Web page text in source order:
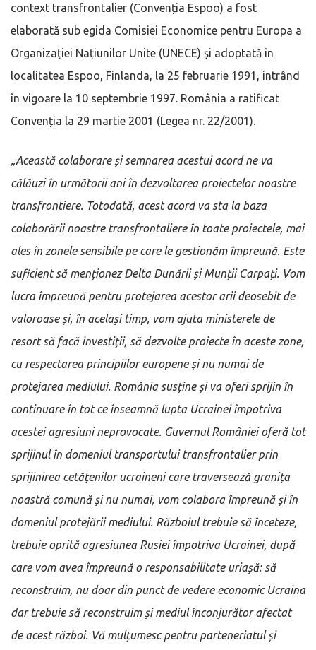
context transfrontalier (Convenția Espoo) a fost
elaborată sub egida Comisiei Economice pentru Europa a
Organizației Națiunilor Unite (UNECE) și adoptată în
localitatea Espoo, Finlanda, la 25 februarie 1991, intrând
în vigoare la 10 septembrie 1997. România a ratificat
Convenția la 29 martie 2001 (Legea nr. 22/2001).
„Această colaborare și semnarea acestui acord ne va
călăuzi în următorii ani în dezvoltarea proiectelor noastre
transfrontiere. Totodată, acest acord va sta la baza
colaborării noastre transfrontaliere în toate proiectele, mai
ales în zonele sensibile pe care le gestionăm împreună. Este
suficient să menționez Delta Dunării și Munții Carpați. Vom
lucra împreună pentru protejarea acestor arii deosebit de
valoroase și, în același timp, vom ajuta ministerele de
resort să facă investiții, să dezvolte proiecte în aceste zone,
cu respectarea principiilor europene și nu numai de
protejarea mediului. România susține și va oferi sprijin în
continuare în tot ce înseamnă lupta Ucrainei împotriva
acestei agresiuni neprovocate. Guvernul României oferă tot
sprijinul în domeniul transportului transfrontalier prin
sprijinirea cetățenilor ucraineni care traversează granița
noastră comună și nu numai, vom colabora împreună și în
domeniul protejării mediului. Războiul trebuie să înceteze,
trebuie oprită agresiunea Rusiei împotriva Ucrainei, după
care vom avea împreună o responsabilitate uriașă: să
reconstruim, nu doar din punct de vedere economic Ucraina
dar trebuie să reconstruim și mediul înconjurător afectat
de acest război. Vă mulțumesc pentru parteneriatul și